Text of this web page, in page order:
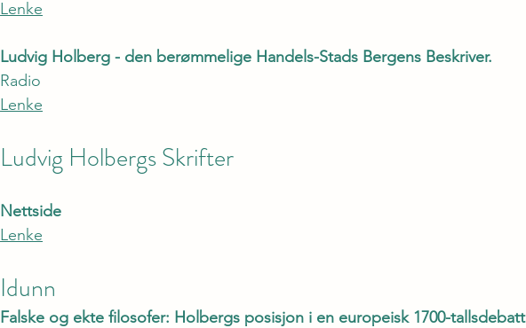
Lenke
Ludvig Holberg - den berømmelige Handels-Stads Bergens Beskriver.
Radio
Lenke
Ludvig Holbergs Skrifter
Nettside
Lenke
Idunn
Falske og ekte filosofer: Holbergs posisjon i en europeisk 1700-tallsdebatt